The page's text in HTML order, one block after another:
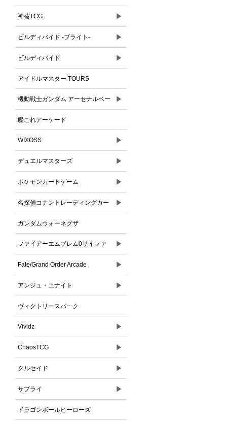
神椿TCG ▶
ビルディバイド -ブライト- ▶
ビルディバイド ▶
アイドルマスター TOURS
機動戦士ガンダム アーセナルベー
ス
▶
艦これアーケード
WIXOSS ▶
デュエルマスターズ ▶
ポケモンカードゲーム ▶
名探偵コナントレーディングカー
ドゲーム
▶
ガンダムウォーネグザ
ファイアーエムブレム0サイファ ▶
Fate/Grand Order Arcade ▶
アンジュ・ユナイト ▶
ヴィクトリースパーク
Vividz ▶
ChaosTCG ▶
クルセイド ▶
サプライ ▶
ドラゴンボールヒーローズ